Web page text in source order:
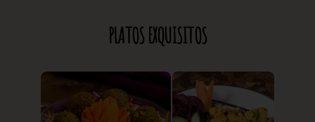
PLATOS EXQUISITOS